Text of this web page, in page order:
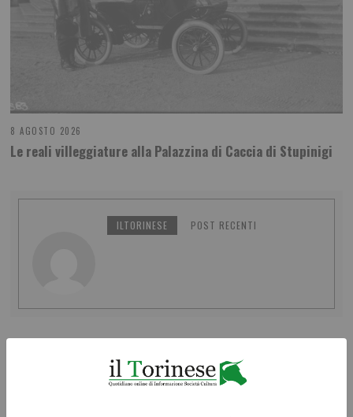
8 AGOSTO 2026
Le reali villeggiature alla Palazzina di Caccia di Stupinigi
ILTORINESE POST RECENTI